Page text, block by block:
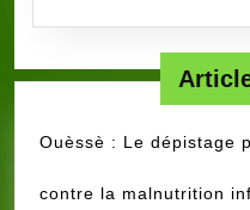
Ouèssè : Le dépistage
contre la malnutrition